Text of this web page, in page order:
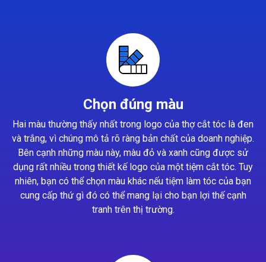
Chọn đúng màu
Hai màu thường thấy nhất trong logo của thợ cắt tóc là đen
và trắng, vì chúng mô tả rõ ràng bản chất của doanh nghiệp.
Bên cạnh những màu này, màu đỏ và xanh cũng được sử
dụng rất nhiều trong thiết kế logo của một tiệm cắt tóc. Tuy
nhiên, bạn có thể chọn màu khác nếu tiệm làm tóc của bạn
cung cấp thứ gì đó có thể mang lại cho bạn lợi thế cạnh
tranh trên thị trường.